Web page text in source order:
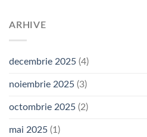
ARHIVE
decembrie 2025 (4)
noiembrie 2025 (3)
octombrie 2025 (2)
mai 2025 (1)